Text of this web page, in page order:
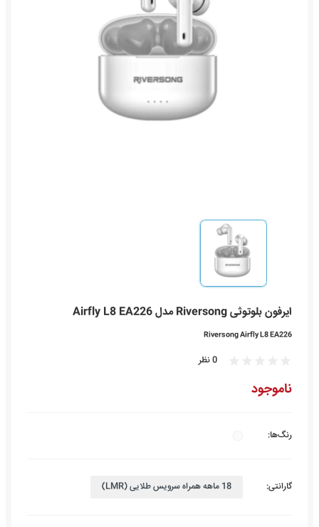
ایرفون بلوتوثی Riversong مدل Airfly L8 EA226
Riversong Airfly L8 EA226
ناموجود
رنگ‌ها:
گارانتی: 18 ماهه همراه سرویس طلایی (LMR)